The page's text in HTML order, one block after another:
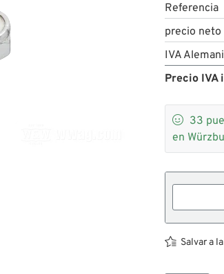
Referencia
precio neto
IVA
Precio IVA
 33
en
Salvar a